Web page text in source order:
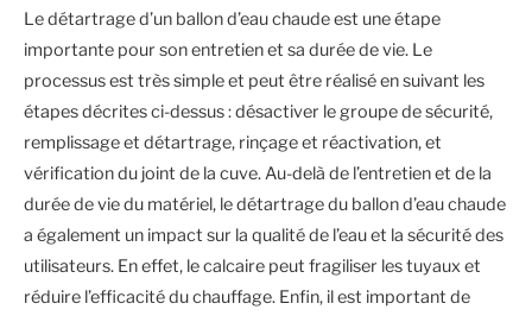
Le détartrage d’un ballon d’eau chaude est une étape
importante pour son entretien et sa durée de vie. Le
processus est très simple et peut être réalisé en suivant les
étapes décrites ci-dessus : désactiver le groupe de sécurité,
remplissage et détartrage, rinçage et réactivation, et
vérification du joint de la cuve. Au-delà de l’entretien et de la
durée de vie du matériel, le détartrage du ballon d’eau chaude
a également un impact sur la qualité de l’eau et la sécurité des
utilisateurs. En effet, le calcaire peut fragiliser les tuyaux et
réduire l’efficacité du chauffage. Enfin, il est important de